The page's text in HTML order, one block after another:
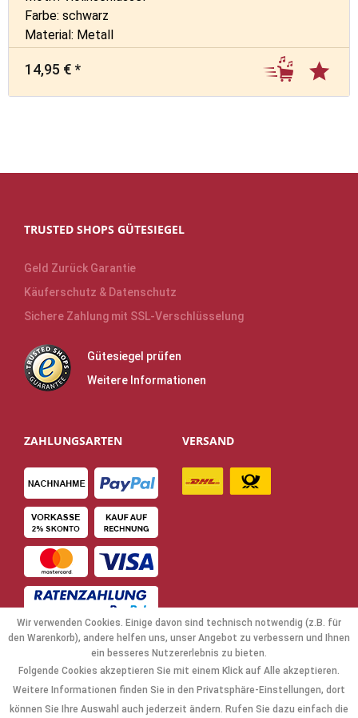
Farbe: schwarz
Material: Metall
14,95 € *
TRUSTED SHOPS GÜTESIEGEL
Geld Zurück Garantie
Käuferschutz & Datenschutz
Sichere Zahlung mit SSL-Verschlüsselung
Gütesiegel prüfen
Weitere Informationen
ZAHLUNGSARTEN VERSAND
NAVIGATION
Wir verwenden Cookies. Einige davon sind technisch notwendig (z.B. für
den Warenkorb), andere helfen uns, unser Angebot zu verbessern und Ihnen
ein besseres Nutzererlebnis zu bieten.
Folgende Cookies akzeptieren Sie mit einem Klick auf Alle akzeptieren.
Weitere Informationen finden Sie in den Privatsphäre-Einstellungen, dort
können Sie Ihre Auswahl auch jederzeit ändern. Rufen Sie dazu einfach die